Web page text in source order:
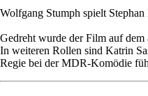
Wolfgang Stumph spielt
Gedreht wurde der Film auf
In weiteren Rollen sind Katrin
Regie bei der MDR-Komödie